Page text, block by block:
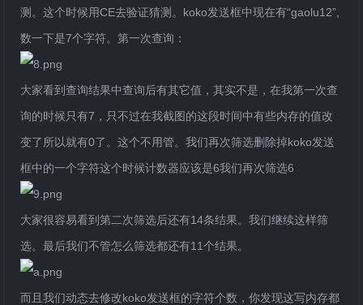
测。这个时候用CE去验证猜测。koko发送框中现在有“gaolu12”,
数一下是7个字符。第一次查询：
大家看到查询结果中查询后有其它值，其实不是，在我第一次查
询的时候只有7，只不过在我截图的这段时间中有些内存的值改
变了所以就有0了。这个不用管。我们再次筛选删除掉koko发送
框中的一个字符这个时候计数器应该是6我们再次筛选6
大家很容易看到第二次筛选后还有14条结果。我们继续这样筛
选。最后我们不管怎么筛选都还有11个结果。
而且我们动态去修改koko发送框的字符个数，你发现这写内存都